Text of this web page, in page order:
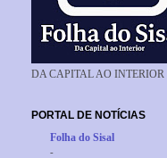
DA CAPITAL AO INTERIOR
PORTAL DE NOTÍCIAS
Folha do Sisal
-